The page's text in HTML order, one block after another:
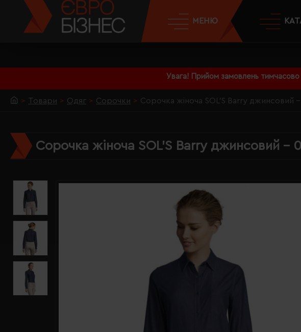
Увага! Прийом замовлень
МЕНЮ
Товари Одяг Сорочки Сорочка жіноча SOL'S Barry джинсовий -
Сорочка жіноча SOL'S Barry джинсовий -